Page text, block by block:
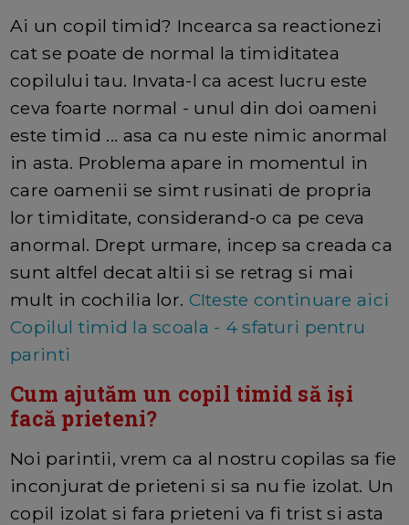
Ai un copil timid? Incearca sa reactionezi
cat se poate de normal la timiditatea
copilului tau. Invata-l ca acest lucru este
ceva foarte normal - unul din doi oameni
este timid ... asa ca nu este nimic anormal
in asta. Problema apare in momentul in
care oamenii se simt rusinati de propria
lor timiditate, considerand-o ca pe ceva
anormal. Drept urmare, incep sa creada ca
sunt altfel decat altii si se retrag si mai
mult in cochilia lor. CIteste continuare aici
Copilul timid la scoala - 4 sfaturi pentru
parinti
Cum ajutăm un copil timid să iși
facă prieteni?
Noi parintii, vrem ca al nostru copilas sa fie
inconjurat de prieteni si sa nu fie izolat. Un
copil izolat si fara prieteni va fi trist si asta